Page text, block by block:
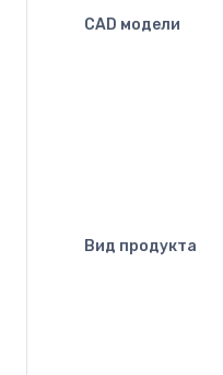
CAD модели
Вид продукта